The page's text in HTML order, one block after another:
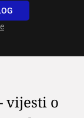
vijesti o